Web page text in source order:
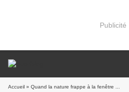
Publicité
Accueil » Quand la nature frappe à la fenêtre ...